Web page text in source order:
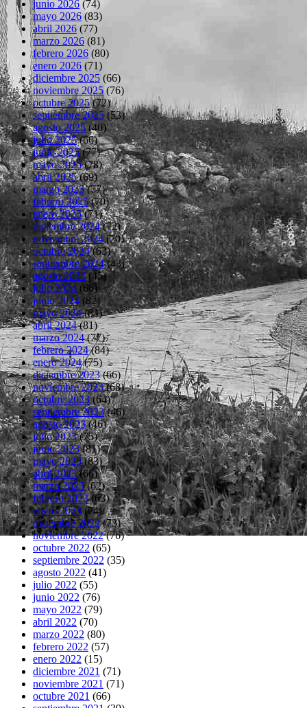
junio 2026 (74)
mayo 2026 (83)
abril 2026 (77)
marzo 2026 (81)
febrero 2026 (80)
enero 2026 (71)
diciembre 2025 (66)
noviembre 2025(76)
octubre 2025(72)
septiembre 2025(53)
agosto 2025(40)
julio 2025(66)
junio 2025(77)
mayo 2025(78)
abril 2025(69)
marzo 2025(77)
febrero 2025(70)
enero 2025(71)
diciembre 2024(72)
noviembre 2024(70)
octubre 2024(63)
septiembre 2024(43)
agosto 2024(45)
julio 2024 (66)
junio 2024 (82)
mayo 2024(84)
abril 2024(81)
marzo 2024(77)
febrero 2024(84)
enero 2024(75)
diciembre 2023(66)
noviembre 2023(68)
octubre 2023(64)
septiembre 2023(46)
agosto 2023(46)
julio 2023(75)
junio 2023(81)
mayo 2023(83)
abril 2023(66)
marzo 2023(62)
febrero 2023(63)
enero 2023 (74)
diciembre 2022(73)
noviembre 2022(76)
octubre 2022 (65)
septiembre 2022 (35)
agosto 2022 (41)
julio 2022 (55)
junio 2022 (76)
mayo 2022 (79)
abril 2022 (70)
marzo 2022 (80)
febrero 2022 (57)
enero 2022 (15)
diciembre 2021 (71)
noviembre 2021 (71)
octubre 2021 (66)